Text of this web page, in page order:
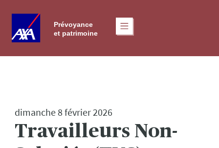
dimanche 8 février 2026
Travailleurs Non-